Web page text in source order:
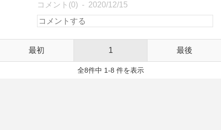
コメント(0) 2020/12/15
最初 1 最後
全8件中 1-8 件を表示